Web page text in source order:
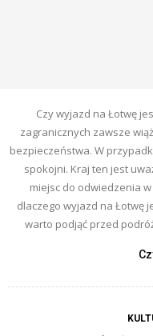
Czy wyjazd na Łotwę
zagranicznych zawsze
bezpieczeństwa. W
spokojni. Kraj ten jest
miejsc do odwiedzenia
dlaczego wyjazd na Łotwę
warto podjąć przed